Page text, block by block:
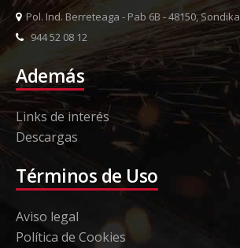
Pol. Ind. Berreteaga - Pab 6B - 48150, Sondika
944 52 08 12
Además
Links de interés
Descargas
Términos de Uso
Aviso legal
Política de Cookies